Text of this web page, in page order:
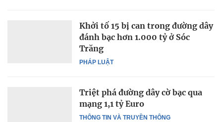
PHÁP LUẬT
Khởi tố 15 bị can trong đường dây
đánh bạc hơn 1.000 tỷ ở Sóc
Trăng
THÔNG TIN VÀ TRUYỀN THÔNG
Triệt phá đường dây cờ bạc qua
mạng 1,1 tỷ Euro